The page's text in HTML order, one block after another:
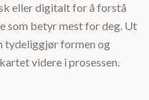
eller digitalt for å forstå
som betyr mest for deg. Ut
tydeliggjør formen og
videre i prosessen.